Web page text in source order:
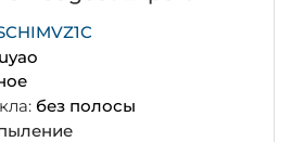
без полосы